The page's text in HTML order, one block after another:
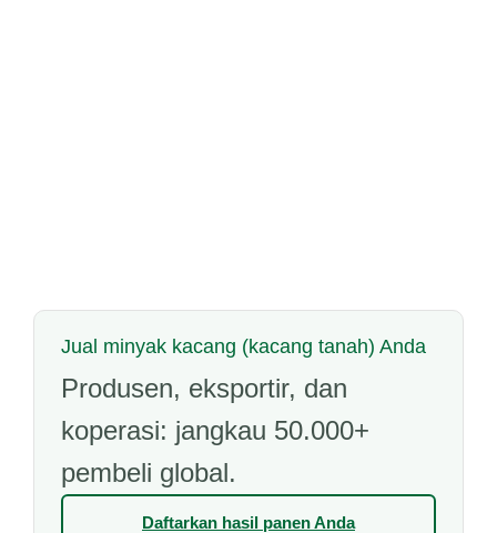
Jual minyak kacang (kacang tanah) Anda
Produsen, eksportir, dan
koperasi: jangkau 50.000+
pembeli global.
Daftarkan hasil panen Anda